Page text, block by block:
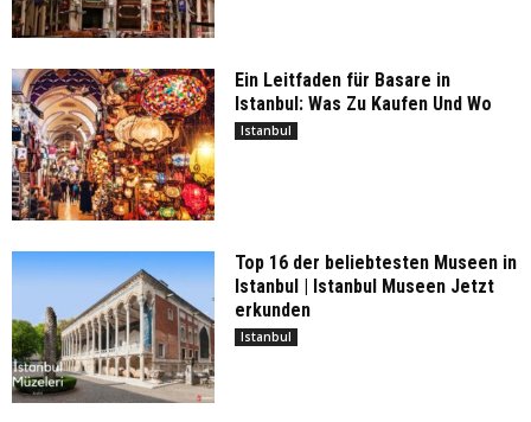
Ein Leitfaden für Basare in
Istanbul: Was Zu Kaufen Und Wo
Istanbul
Top 16 der beliebtesten Museen in
Istanbul | Istanbul Museen Jetzt
erkunden
Istanbul